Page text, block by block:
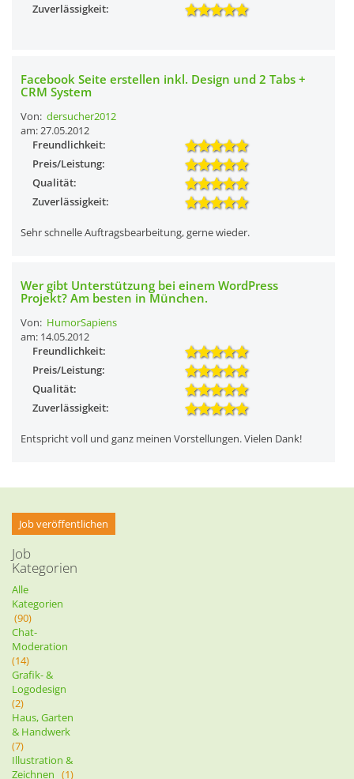
Zuverlässigkeit:
Facebook Seite erstellen inkl. Design und 2 Tabs +
CRM System
Von: dersucher2012
am: 27.05.2012
Freundlichkeit:
Preis/Leistung:
Qualität:
Zuverlässigkeit:
Sehr schnelle Auftragsbearbeitung, gerne wieder.
Wer gibt Unterstützung bei einem WordPress
Projekt? Am besten in München.
Von: HumorSapiens
am: 14.05.2012
Freundlichkeit:
Preis/Leistung:
Qualität:
Zuverlässigkeit:
Entspricht voll und ganz meinen Vorstellungen. Vielen Dank!
Job veröffentlichen
Job
Kategorien
Alle
Kategorien
(90)
Chat-
Moderation
(14)
Grafik- &
Logodesign
(2)
Haus, Garten
& Handwerk
(7)
Illustration &
Zeichnen (1)